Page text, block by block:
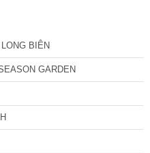
BIÊN
GARDEN